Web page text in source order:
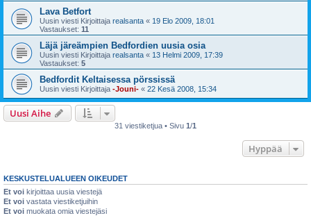
Lava Betfort
Uusin viesti Kirjoittaja realsanta « 19 Elo 2009, 18:01
Vastaukset: 11
Läjä järeämpien Bedfordien uusia osia
Uusin viesti Kirjoittaja realsanta « 13 Helmi 2009, 17:39
Vastaukset: 5
Bedfordit Keltaisessa pörssissä
Uusin viesti Kirjoittaja -Jouni- « 22 Kesä 2008, 15:34
Uusi Aihe
31 viestiketjua • Sivu 1/1
Hyppää
KESKUSTELUALUEEN OIKEUDET
Et voi kirjoittaa uusia viestejä
Et voi vastata viestiketjuihin
Et voi muokata omia viestejäsi